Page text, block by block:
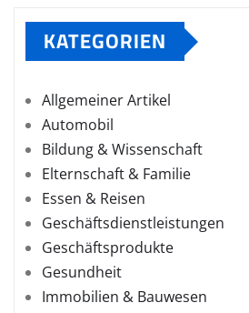
KATEGORIEN
Allgemeiner Artikel
Automobil
Bildung & Wissenschaft
Elternschaft & Familie
Essen & Reisen
Geschäftsdienstleistungen
Geschäftsprodukte
Gesundheit
Immobilien & Bauwesen